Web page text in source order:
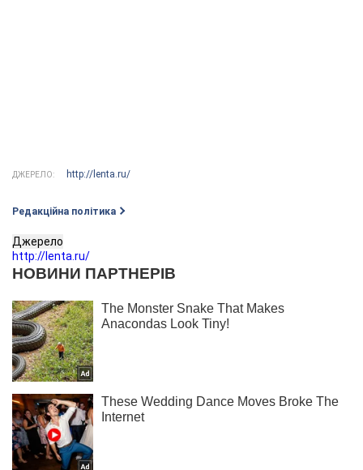
ДЖЕРЕЛО: http://lenta.ru/
Редакційна політика
Джерело
http://lenta.ru/